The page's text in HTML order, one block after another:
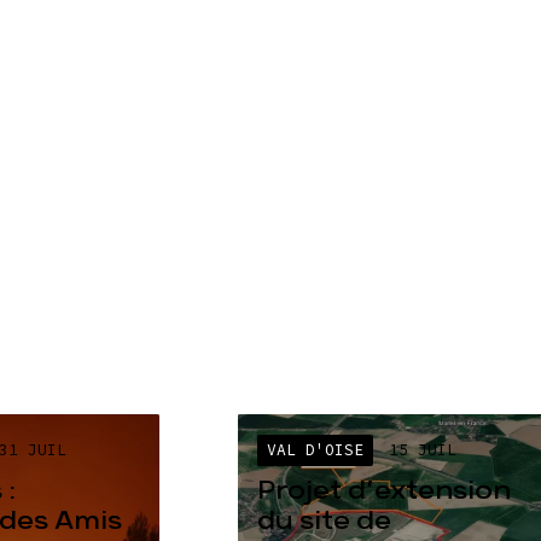
31 JUIL
:
Amis
VAL D'OISE 15 JUIL
Projet d’extension
du site de